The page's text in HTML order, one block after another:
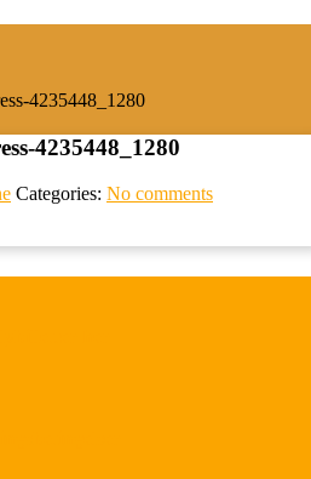
4235448_1280
4235448_1280
Categories: No comments